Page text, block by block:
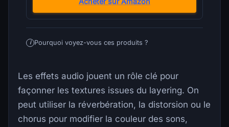
i Pourquoi voyez-vous ces produits ?
Les effets audio jouent un rôle clé pour
façonner les textures issues du layering. On
peut utiliser la réverbération, la distorsion ou le
chorus pour modifier la couleur des sons,